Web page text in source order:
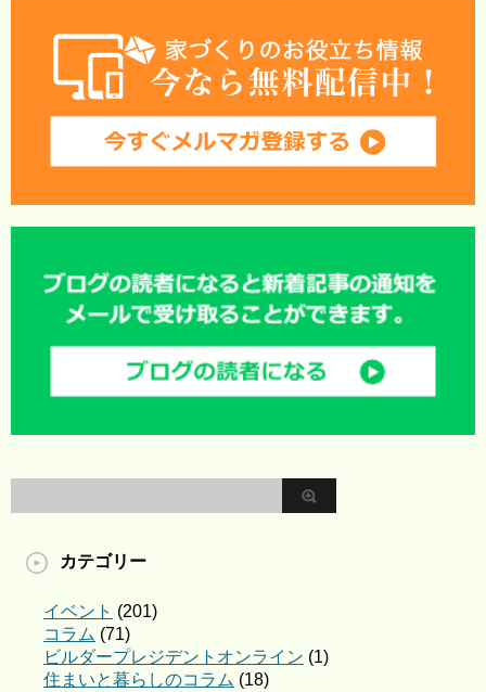
カテゴリー
イベント (201)
コラム (71)
ビルダープレジデントオンライン (1)
住まいと暮らしのコラム (18)